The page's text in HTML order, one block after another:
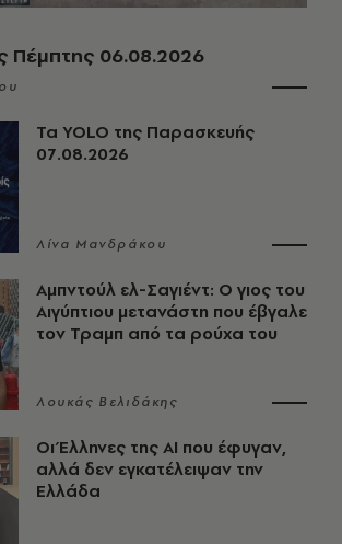
Πέμπτης 06.08.2026
Τα YOLO της Παρασκευής
07.08.2026
Λίνα Μανδράκου
Αμπντούλ ελ-Σαγιέντ: Ο γιος του
Αιγύπτιου μετανάστη που έβγαλε
τον Τραμπ από τα ρούχα του
Λουκάς Βελιδάκης
Οι Έλληνες της ΑΙ που έφυγαν,
αλλά δεν εγκατέλειψαν την
Ελλάδα